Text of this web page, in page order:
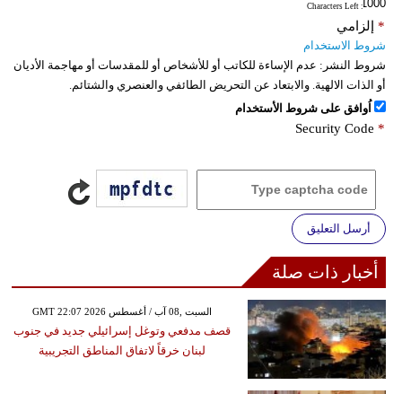
: Characters Left
إلزامي *
شروط الاستخدام
شروط النشر: عدم الإساءة للكاتب أو للأشخاص أو للمقدسات أو مهاجمة الأديان
أو الذات الالهية. والابتعاد عن التحريض الطائفي والعنصري والشتائم.
اُوافق على شروط الأستخدام
Security Code *
أرسل التعليق
أخبار ذات صلة
GMT 22:07 2026 السبت ,08 آب / أغسطس
قصف مدفعي وتوغل إسرائيلي جديد في جنوب
لبنان خرقاً لاتفاق المناطق التجريبية